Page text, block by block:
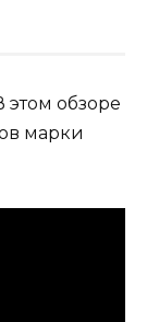
этом обзоре
марки